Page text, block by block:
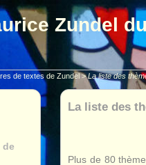
Zundel
de textes de Zundel>La liste des
de
La liste des
Plus de 80